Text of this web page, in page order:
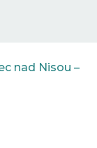
nad Nisou –